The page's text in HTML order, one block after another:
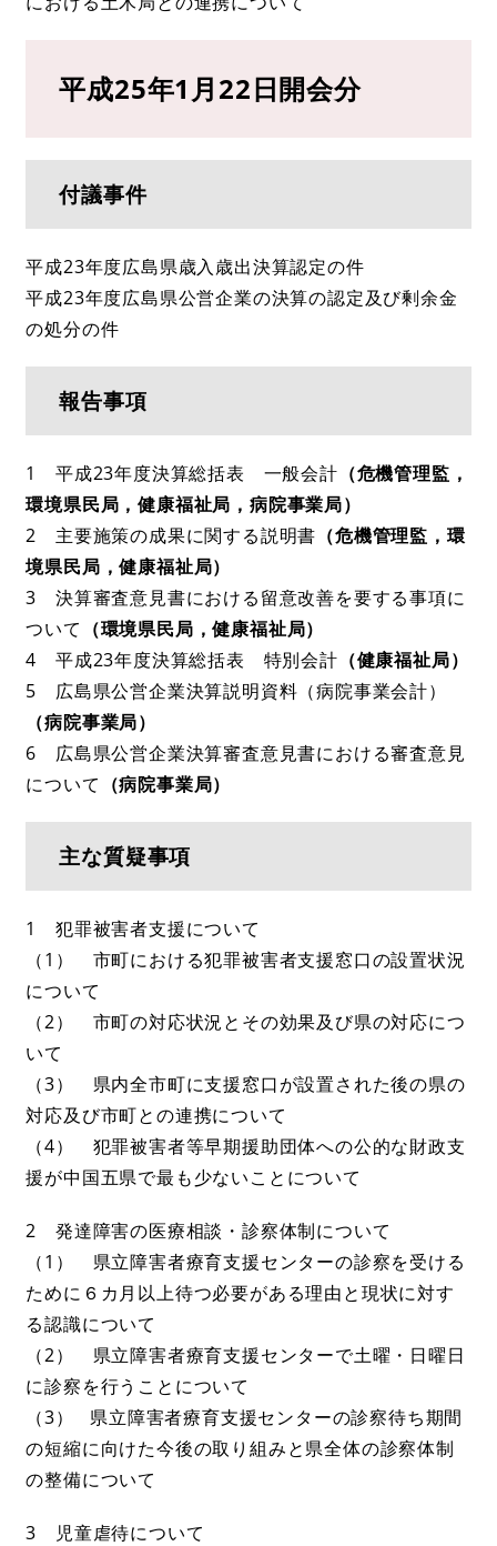
平成25年1月22日開会分
付議事件
平成23年度広島県歳入歳出決算認定の件
平成23年度広島県公営企業の決算の認定及び剰余金
の処分の件
報告事項
1 平成23年度決算総括表 一般会計 （危機管理監，
環境県民局，健康福祉局，病院事業局）
2 主要施策の成果に関する説明書 （危機管理監，環
境県民局，健康福祉局）
3 決算審査意見書における留意改善を要する事項に
ついて （環境県民局，健康福祉局）
4 平成23年度決算総括表 特別会計 （健康福祉局）
5 広島県公営企業決算説明資料（病院事業会計）
（病院事業局）
6 広島県公営企業決算審査意見書における審査意見
について （病院事業局）
主な質疑事項
1 犯罪被害者支援について
（1） 市町における犯罪被害者支援窓口の設置状況
について
（2） 市町の対応状況とその効果及び県の対応につ
いて
（3） 県内全市町に支援窓口が設置された後の県の
対応及び市町との連携について
（4） 犯罪被害者等早期援助団体への公的な財政支
援が中国五県で最も少ないことについて
2 発達障害の医療相談・診察体制について
（1） 県立障害者療育支援センターの診察を受ける
ために６カ月以上待つ必要がある理由と現状に対す
る認識について
（2） 県立障害者療育支援センターで土曜・日曜日
に診察を行うことについて
（3） 県立障害者療育支援センターの診察待ち期間
の短縮に向けた今後の取り組みと県全体の診察体制
の整備について
3 児童虐待について